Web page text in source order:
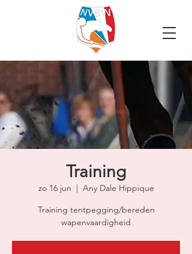
Training
zo 16 jun
  |
Any Dale Hippique
Training tentpegging/bereden
wapenvaardigheid